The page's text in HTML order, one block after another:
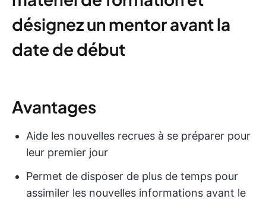
désignez un mentor avant la
date de début
Avantages
Aide les nouvelles recrues à se préparer pour
leur premier jour
Permet de disposer de plus de temps pour
assimiler les nouvelles informations avant le